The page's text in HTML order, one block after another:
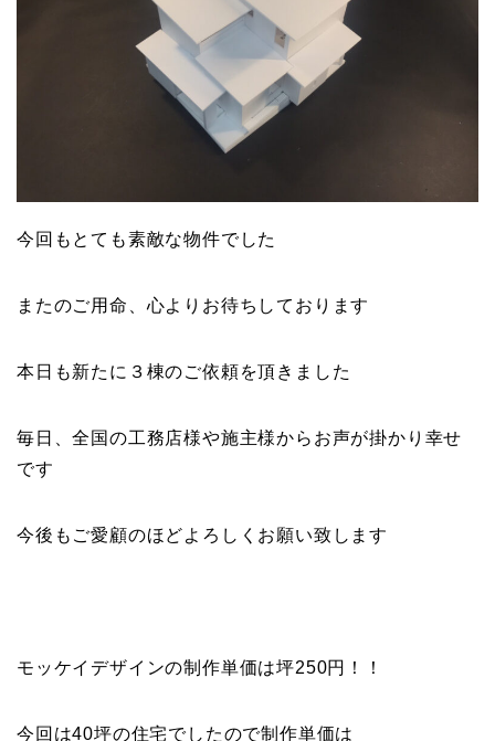
今回もとても素敵な物件でした
またのご用命、心よりお待ちしております
本日も新たに３棟のご依頼を頂きました
毎日、全国の工務店様や施主様からお声が掛かり幸せ
です
今後もご愛顧のほどよろしくお願い致します
モッケイデザインの制作単価は坪250円！！
今回は40坪の住宅でしたので制作単価は